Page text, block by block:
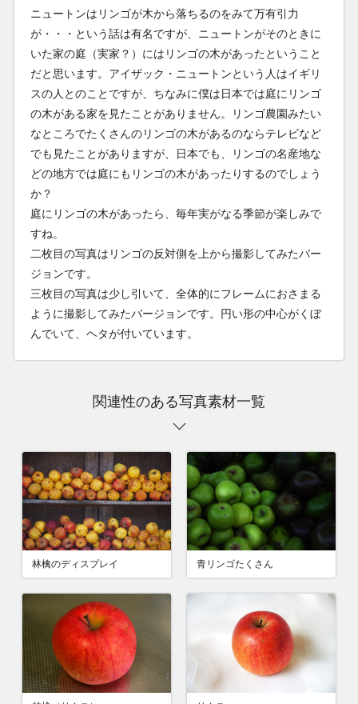
ニュートンはリンゴが木から落ちるのをみて万有引力
が・・・という話は有名ですが、ニュートンがそのときに
いた家の庭（実家？）にはリンゴの木があったということ
だと思います。アイザック・ニュートンという人はイギリ
スの人とのことですが、ちなみに僕は日本では庭にリンゴ
の木がある家を見たことがありません。リンゴ農園みたい
なところでたくさんのリンゴの木があるのならテレビなど
でも見たことがありますが、日本でも、リンゴの名産地な
どの地方では庭にもリンゴの木があったりするのでしょう
か？
庭にリンゴの木があったら、毎年実がなる季節が楽しみで
すね。
二枚目の写真はリンゴの反対側を上から撮影してみたバー
ジョンです。
三枚目の写真は少し引いて、全体的にフレームにおさまる
ように撮影してみたバージョンです。円い形の中心がくぼ
んでいて、ヘタが付いています。
関連性のある写真素材一覧
林檎のディスプレイ 青リンゴたくさん